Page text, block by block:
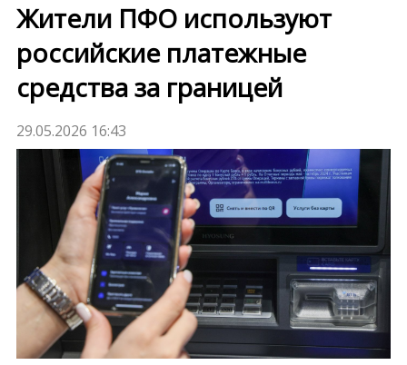
Жители ПФО используют
российские платежные
средства за границей
29.05.2026 16:43